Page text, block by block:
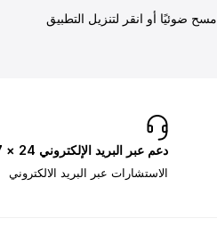
ضوئيًا أو انقر لتنزيل التطبيق
دعم عبر البريد الإلكتروني 24 × 7
الاستشارات عبر البريد الالكتروني